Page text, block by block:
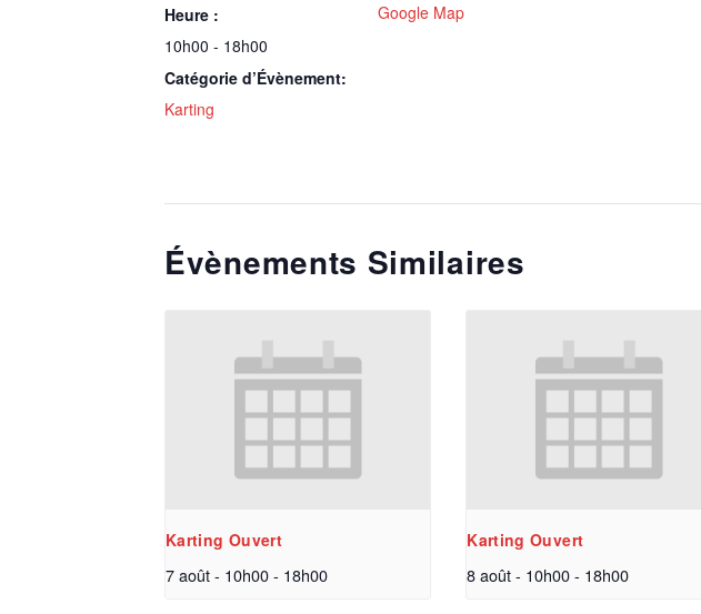
Heure :
10h00 - 18h00
Catégorie d’Évènement:
Karting
Google Map
Évènements Similaires
Karting Ouvert
7 août - 10h00- 18h00
Karting Ouvert
8 août - 10h00 - 18h00